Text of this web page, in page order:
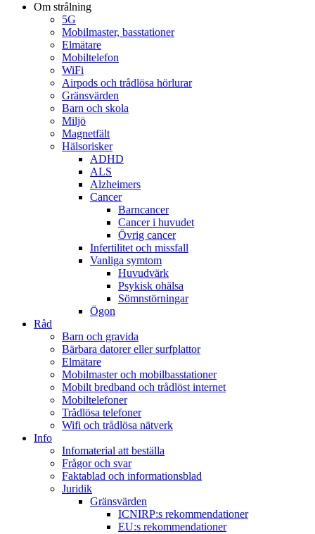
Om strålning
5G
Mobilmaster, basstationer
Elmätare
Mobiltelefon
WiFi
Airpods och trådlösa hörlurar
Gränsvärden
Barn och skola
Miljö
Magnetfält
Hälsorisker
ADHD
ALS
Alzheimers
Cancer
Barncancer
Cancer i huvudet
Övrig cancer
Infertilitet och missfall
Vanliga symtom
Huvudvärk
Psykisk ohälsa
Sömnstörningar
Ögon
Råd
Barn och gravida
Bärbara datorer eller surfplattor
Elmätare
Mobilmaster och mobilbasstationer
Mobilt bredband och trådlöst internet
Mobiltelefoner
Trådlösa telefoner
Wifi och trådlösa nätverk
Info
Infomaterial att beställa
Frågor och svar
Faktablad och informationsblad
Juridik
Gränsvärden
ICNIRP:s rekommendationer
EU:s rekommendationer